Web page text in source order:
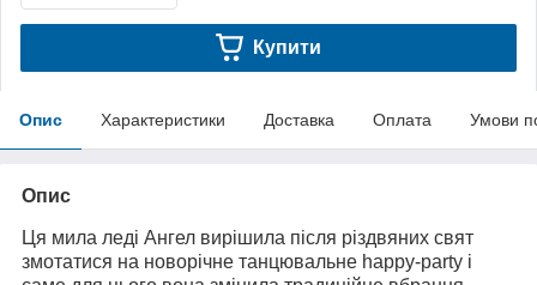
Купити
Опис Характеристики Доставка Оплата Умови
Опис
Ця мила леді Ангел вирішила після різдвяних свят
змотатися на новорічне танцювальне happy-party і